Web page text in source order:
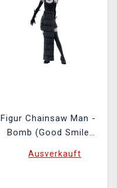
Figur Chainsaw Man -
Bomb (Good Smile
Ausverkauft